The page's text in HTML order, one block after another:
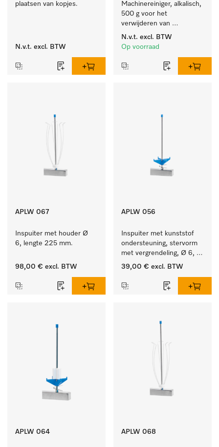
plaatsen van kopjes.
N.v.t. excl. BTW
Machinereiniger, alkalisch,
500 g voor het
verwijderen van
hardnekkige
zetmeelaanslag.
N.v.t. excl. BTW
Op voorraad
APLW 067
Inspuiter met houder Ø
6, lengte 225 mm.
98,00 € excl. BTW
APLW 056
Inspuiter met kunststof
ondersteuning, stervorm
met vergrendeling, Ø 6,
lengte 225 mm.
39,00 € excl. BTW
APLW 064 APLW 068